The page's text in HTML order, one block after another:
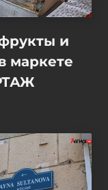
и
маркете